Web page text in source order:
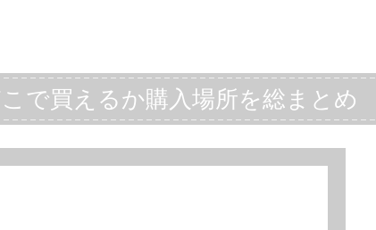
で買えるか購入場所を総まとめ